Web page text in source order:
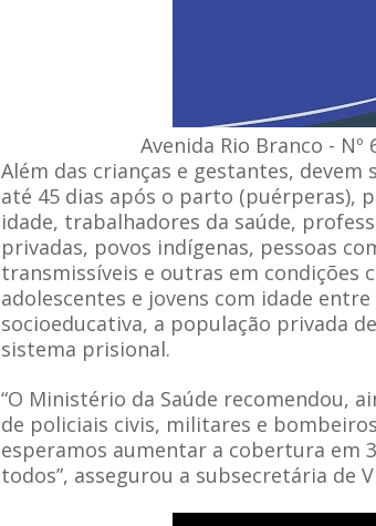
Avenida Rio Branco - Nº
Além das crianças e gestantes, devem
até 45 dias após o parto (puérperas),
idade, trabalhadores da saúde,
privadas, povos indígenas, pessoas
transmissíveis e outras em condições
adolescentes e jovens com idade
socioeducativa, a população privada
sistema prisional.
“O Ministério da Saúde recomendou,
de policiais civis, militares e
esperamos aumentar a cobertura em
todos”, assegurou a subsecretária de